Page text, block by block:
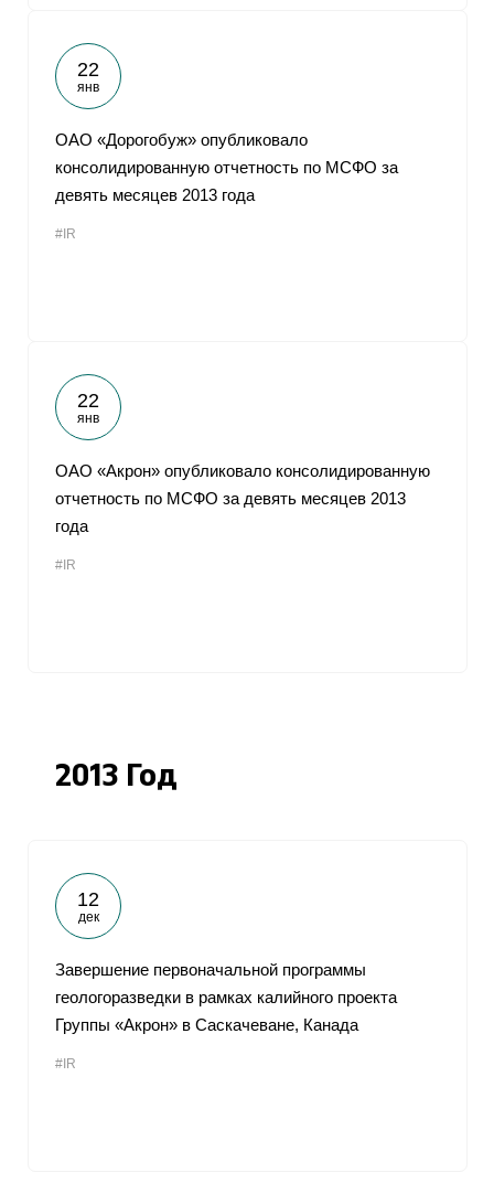
22
янв
ОАО «Дорогобуж» опубликовало
консолидированную отчетность по МСФО за
девять месяцев 2013 года
#IR
22
янв
ОАО «Акрон» опубликовало консолидированную
отчетность по МСФО за девять месяцев 2013
года
#IR
2013 Год
12
дек
Завершение первоначальной программы
геологоразведки в рамках калийного проекта
Группы «Акрон» в Саскачеване, Канада
#IR